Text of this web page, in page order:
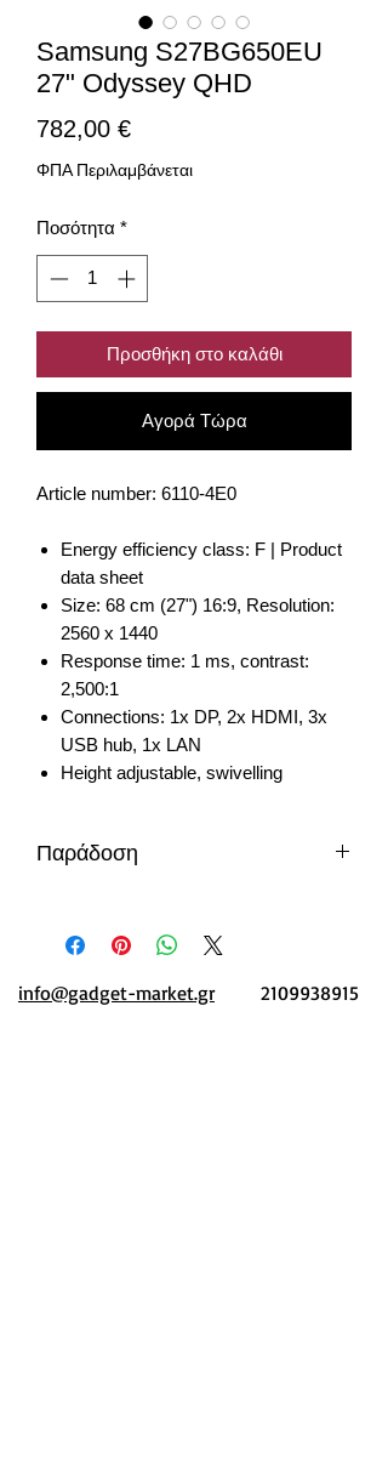
Samsung S27BG650EU
27" Odyssey QHD
782,00 €Τιμή
ΦΠΑ Περιλαμβάνεται
Ποσότητα *
Προσθήκη στο καλάθι
Αγορά Τώρα
Article number: 6110-4Ε0
Energy efficiency class: F | Product
data sheet
Size: 68 cm (27") 16:9, Resolution:
2560 x 1440
Response time: 1 ms, contrast:
2,500:1
Connections: 1x DP, 2x HDMI, 3x
USB hub, 1x LAN
Height adjustable, swivelling
Παράδοση
info@gadget-market.gr 2109938915